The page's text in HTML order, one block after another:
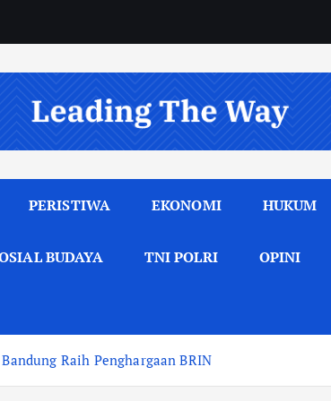
PERISTIWA EKONOMI HUKUM
BUDAYA TNI POLRI OPINI
Raih Penghargaan BRIN